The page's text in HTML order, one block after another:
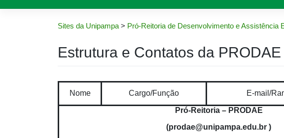
Sites da Unipampa> Pró-Reitoria de Desenvolvimento e Assistência
Estrutura e Contatos da PRODAE
Nome Cargo/Função E-mail/
Pró-Reitoria – PRODAE
(prodae@unipampa.edu.br )